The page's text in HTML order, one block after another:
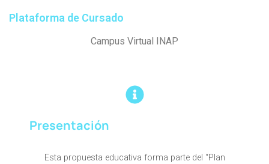
Plataforma de Cursado
Campus Virtual INAP
Presentación
Esta propuesta educativa forma parte del “Plan